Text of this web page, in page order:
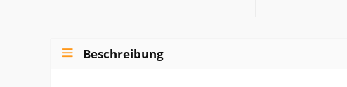
Beschreibung